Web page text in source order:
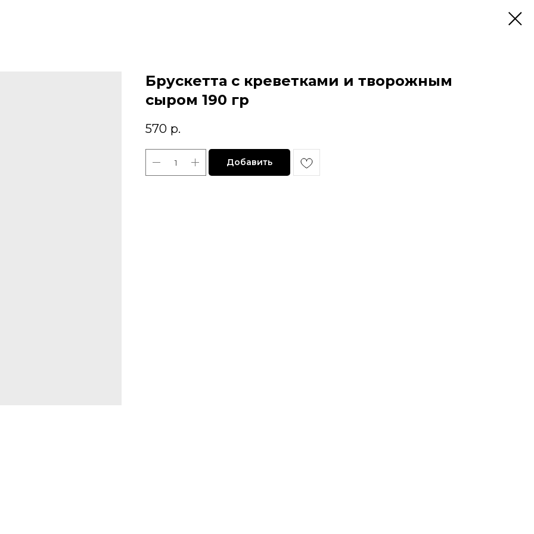
Брускетта с креветками и творожным
сыром 190 гр
570 р.
Добавить